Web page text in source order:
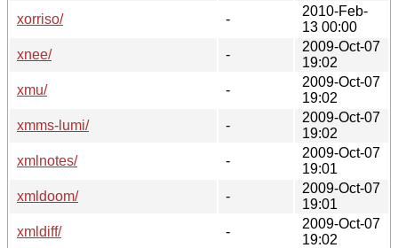
xorriso/
-
2010-Feb-
13 00:00
xnee/
-
2009-Oct-07
19:02
xmu/
-
2009-Oct-07
19:02
xmms-lumi/
-
2009-Oct-07
19:02
xmlnotes/
-
2009-Oct-07
19:01
xmldoom/
-
2009-Oct-07
19:01
xmldiff/
-
2009-Oct-07
19:02